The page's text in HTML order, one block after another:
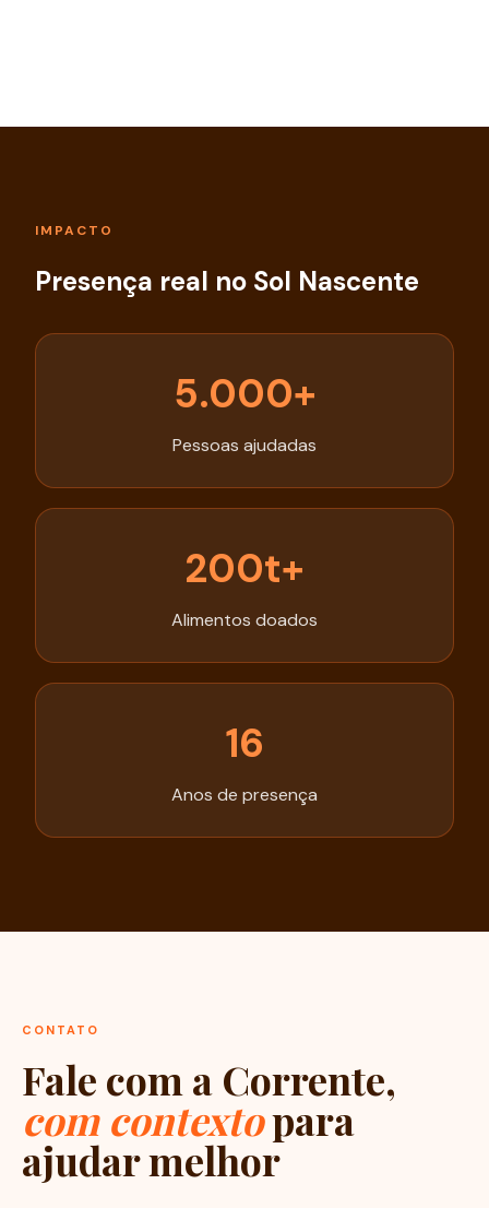
IMPACTO
Presença real no Sol Nascente
5.000+
Pessoas ajudadas
200t+
Alimentos doados
16
Anos de presença
CONTATO
Fale com a Corrente,
com contextopara
ajudar melhor